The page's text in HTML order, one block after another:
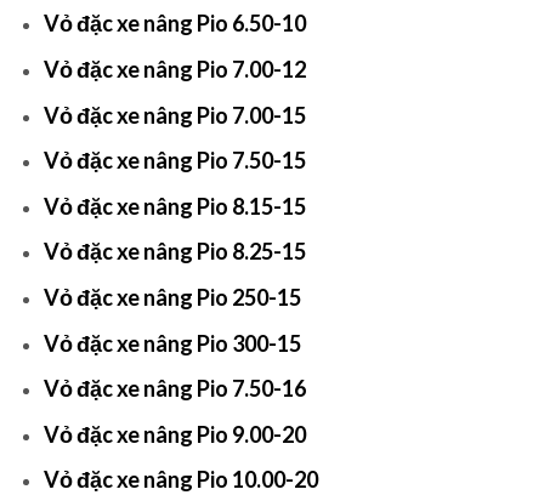
Vỏ đặc xe nâng Pio 6.50-10
Vỏ đặc xe nâng Pio 7.00-12
Vỏ đặc xe nâng Pio 7.00-15
Vỏ đặc xe nâng Pio 7.50-15
Vỏ đặc xe nâng Pio 8.15-15
Vỏ đặc xe nâng Pio 8.25-15
Vỏ đặc xe nâng Pio 250-15
Vỏ đặc xe nâng Pio 300-15
Vỏ đặc xe nâng Pio 7.50-16
Vỏ đặc xe nâng Pio 9.00-20
Vỏ đặc xe nâng Pio 10.00-20